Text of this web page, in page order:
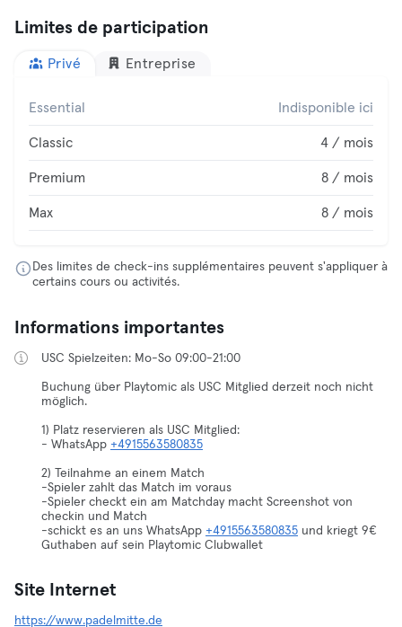
Limites de participation
Privé Entreprise
Essential Indisponible ici
Classic 4 / mois
Premium 8 / mois
Max 8 / mois
Des limites de check-ins supplémentaires peuvent s'appliquer à
certains cours ou activités.
Informations importantes
USC Spielzeiten: Mo-So 09:00-21:00
Buchung über Playtomic als USC Mitglied derzeit noch nicht
möglich.
1) Platz reservieren als USC Mitglied:
- WhatsApp +4915563580835
2) Teilnahme an einem Match
-Spieler zahlt das Match im voraus
-Spieler checkt ein am Matchday macht Screenshot von
checkin und Match
-schickt es an uns WhatsApp +4915563580835 und kriegt 9€
Guthaben auf sein Playtomic Clubwallet
Site Internet
https://www.padelmitte.de